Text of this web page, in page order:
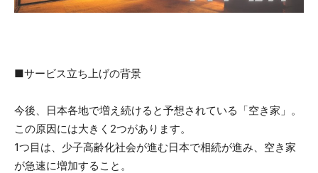
■サービス立ち上げの背景
今後、日本各地で増え続けると予想されている「空き家」。
この原因には大きく2つがあります。
1つ目は、少子高齢化社会が進む日本で相続が進み、空き家
が急速に増加すること。